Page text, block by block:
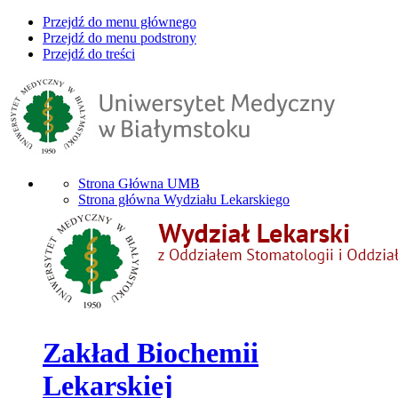
Przejdź do menu głównego
Przejdź do menu podstrony
Przejdź do treści
Strona Główna UMB
Strona główna Wydziału Lekarskiego
Zakład Biochemii
Lekarskiej